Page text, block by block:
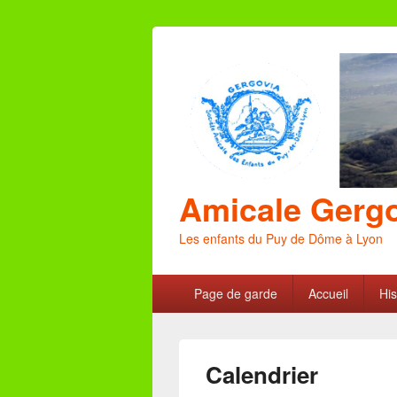
Amicale
Les enfants du Puy de Dôme à Lyon
principalPage de garde Accueil
Calendrier